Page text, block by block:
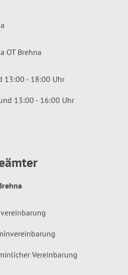
OT Brehna
13:00 - 18:00 Uhr
13:00 - 16:00 Uhr
Vereinbarung